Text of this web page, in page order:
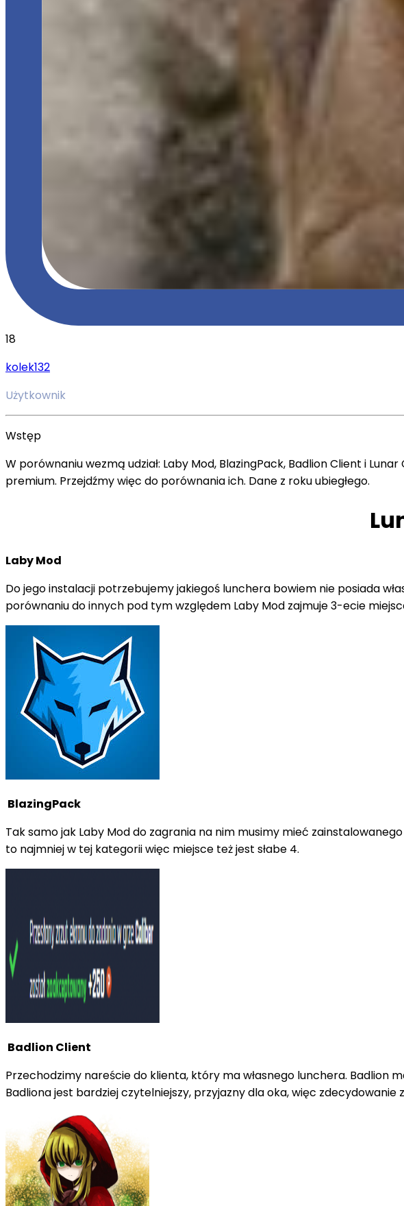
18
kolek132
Użytkownik
Wstęp
W porównaniu wezmą udział: Laby Mod, BlazingPack, Badlion Client i
premium. Przejdźmy więc do porównania ich. Dane z roku ubiegłego.
Laby Mod
Do jego instalacji potrzebujemy jakiegoś lunchera bowiem nie posiada
porównaniu do innych pod tym względem Laby Mod zajmuje 3-ecie
BlazingPack
Tak samo jak Laby Mod do zagrania na nim musimy mieć
to najmniej w tej kategorii więc miejsce też jest słabe 4.
Badlion Client
Przechodzimy nareście do klienta, który ma własnego lunchera. Badlion
Badliona jest bardziej czytelniejszy, przyjazny dla oka, więc zdecydowanie